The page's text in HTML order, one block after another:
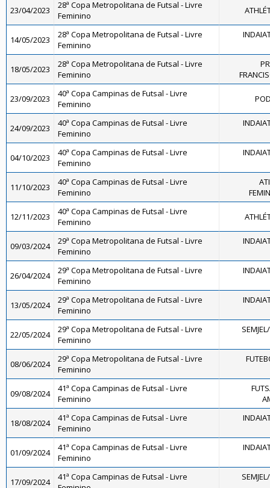
23/04/2023
28ª Copa Metropolitana de Futsal - Livre
Feminino
14/05/2023
28ª Copa Metropolitana de Futsal - Livre
Feminino
18/05/2023
28ª Copa Metropolitana de Futsal - Livre
Feminino
23/09/2023
40ª Copa Campinas de Futsal - Livre
Feminino
24/09/2023
40ª Copa Campinas de Futsal - Livre
Feminino
04/10/2023
40ª Copa Campinas de Futsal - Livre
Feminino
11/10/2023
40ª Copa Campinas de Futsal - Livre
Feminino
12/11/2023
40ª Copa Campinas de Futsal - Livre
Feminino
09/03/2024
29ª Copa Metropolitana de Futsal - Livre
Feminino
26/04/2024
29ª Copa Metropolitana de Futsal - Livre
Feminino
13/05/2024
29ª Copa Metropolitana de Futsal - Livre
Feminino
22/05/2024
29ª Copa Metropolitana de Futsal - Livre
Feminino
08/06/2024
29ª Copa Metropolitana de Futsal - Livre
Feminino
09/08/2024
41ª Copa Campinas de Futsal - Livre
Feminino
18/08/2024
41ª Copa Campinas de Futsal - Livre
Feminino
01/09/2024
41ª Copa Campinas de Futsal - Livre
Feminino
17/09/2024
41ª Copa Campinas de Futsal - Livre